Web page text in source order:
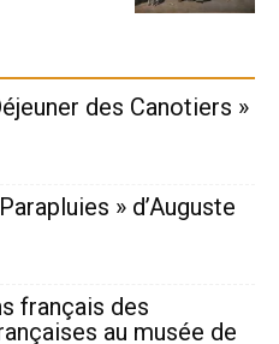
des Canotiers »
» d’Auguste
français des
au musée de